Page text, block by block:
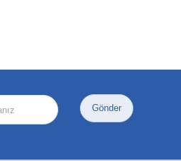
Gönder